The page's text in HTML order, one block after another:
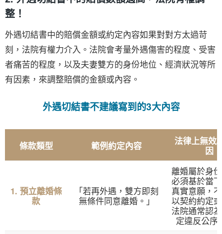
整！
外遇切結書中的賠償金額或約定內容如果對對方太過苛
刻，法院有權力介入。法院會考量外遇傷害的程度、受害
者痛苦的程度，以及夫妻雙方的身份地位、經濟狀況等所
有因素，來調整賠償的金額或內容。
外遇切結書不建議寫到的3大內容
條款類型 範例約定內容
法律上無效/
因
1. 預立離婚條
款
「若再外遇，雙方即刻
無條件同意離婚。」
離婚屬於身
必須基於當
真實意願，
以契約約定
法院通常認
定違反公序